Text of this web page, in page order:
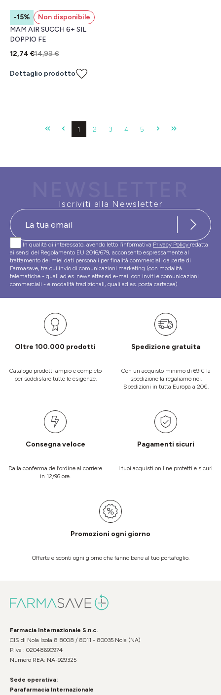
-15%
Non disponibile
MAM AIR SUCCH 6+ SIL
DOPPIO FE
12,74 €14,99 €
Dettaglio prodotto
Pagina
1 Pagina
2 Pagina
3 Pagina
4 Pagina
5
Iscriviti alla Newsletter
In qualità di interessato, avendo letto l’informativa Privacy Policy redatta
ai sensi del Regolamento EU 2016/679, acconsento espressamente al
trattamento dei miei dati personali per finalità commerciali da parte di
Farmasave, tra cui invio di comunicazioni marketing (con modalità
telematiche - quali ad es. newsletter ed e-mail con inviti e comunicazioni
commerciali - e modalità tradizionali, quali ad es. posta cartacea)
Oltre 100.000 prodotti
Catalogo prodotti ampio e completo
per soddisfare tutte le esigenze.
Spedizione gratuita
Con un acquisto minimo di 69 € la
spedizione la regaliamo noi.
Spedizioni in tutta Europa a 20€.
Consegna veloce
Dalla conferma dell’ordine al corriere
in 12/96 ore.
Pagamenti sicuri
I tuoi acquisti on line protetti e sicuri.
Promozioni ogni giorno
Offerte e sconti ogni giorno che fanno bene al tuo portafoglio.
Farmacia Internazionale S.n.c.
CIS di Nola Isola 8 8008 / 8011 - 80035 Nola (NA)
P.Iva : 02048690974
Numero REA: NA-929325
Sede operativa:
Parafarmacia Internazionale